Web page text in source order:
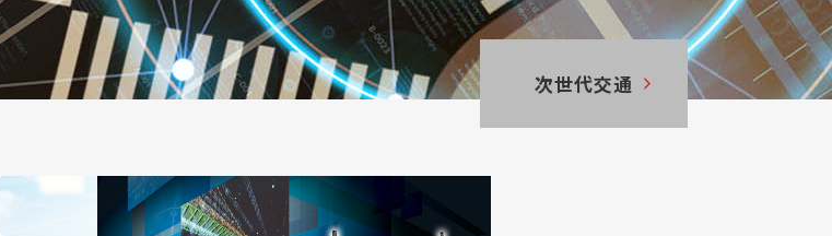
次世代交通